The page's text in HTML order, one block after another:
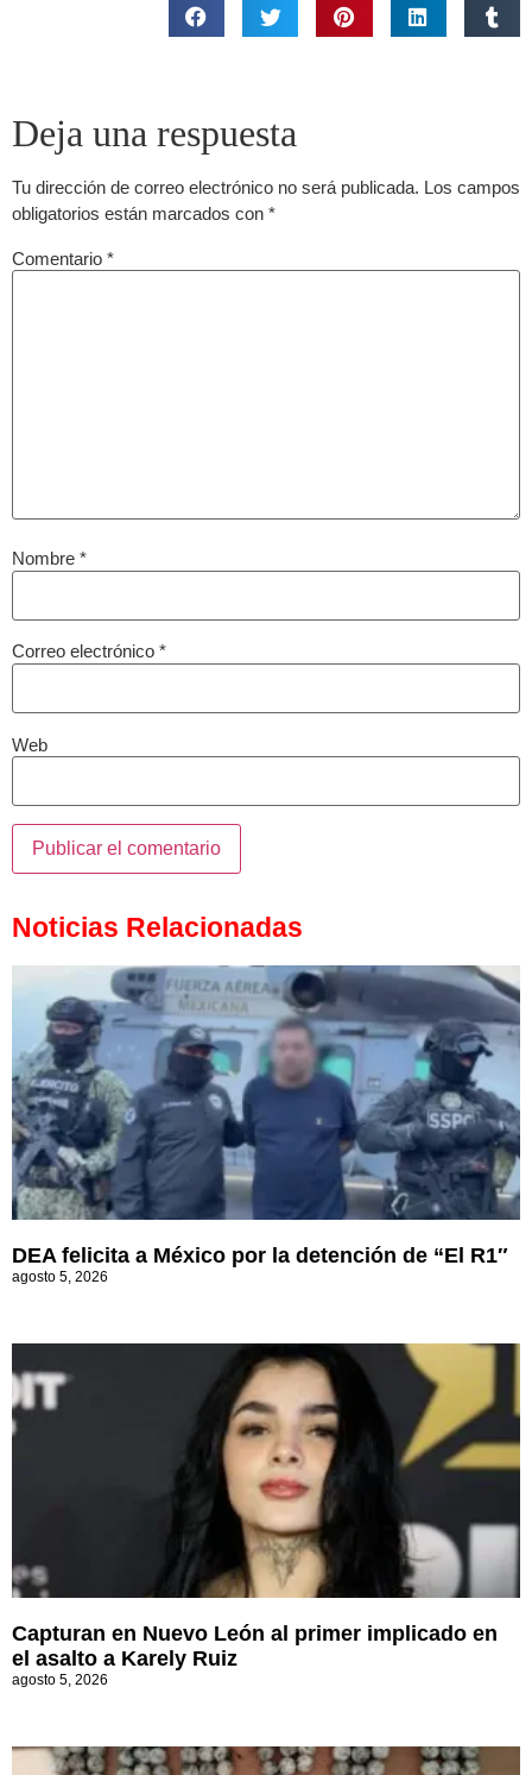
Deja una respuesta
Tu dirección de correo electrónico no será publicada. Los campos
obligatorios están marcados con *
Comentario *
Nombre *
Correo electrónico *
Web
Noticias Relacionadas
DEA felicita a México por la detención de “El R1″
agosto 5, 2026
Capturan en Nuevo León al primer implicado en
el asalto a Karely Ruiz
agosto 5, 2026